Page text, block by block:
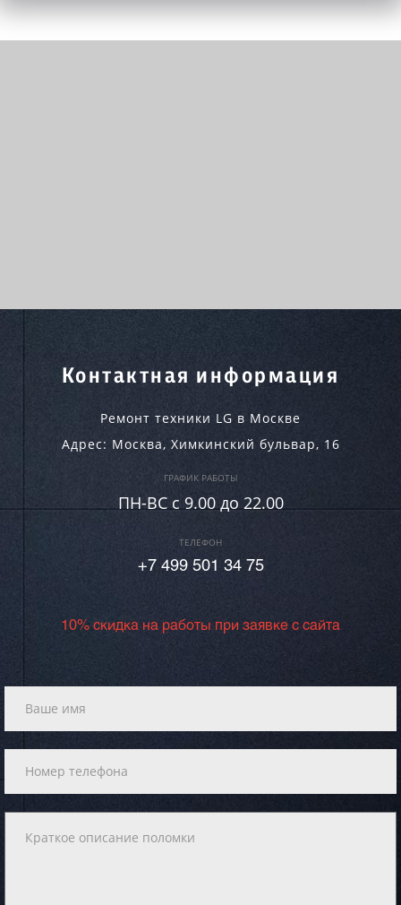
Контактная информация
Ремонт техники LG в Москве
Адрес: Москва, Химкинский бульвар, 16
ГРАФИК РАБОТЫ
ПН-ВC c 9.00 до 22.00
ТЕЛЕФОН
+7 499 501 34 75
10% скидка на работы при заявке с сайта